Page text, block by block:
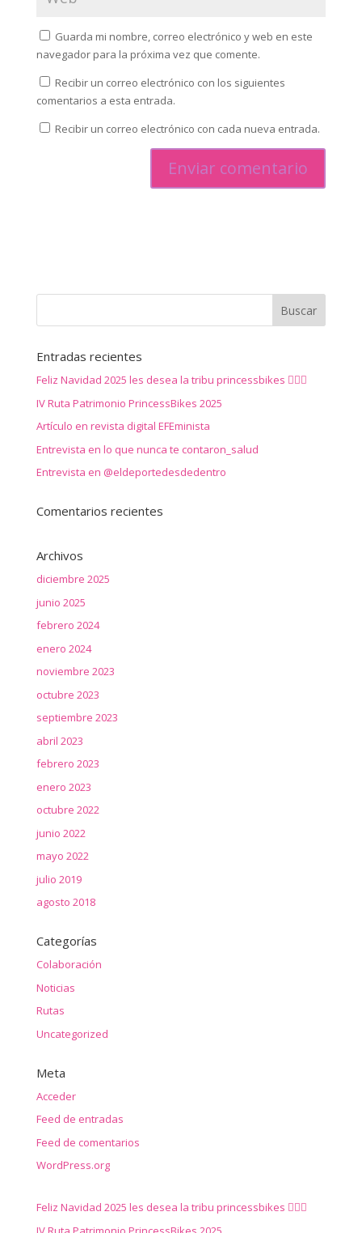
Guarda mi nombre, correo electrónico y web en este
navegador para la próxima vez que comente.
Recibir un correo electrónico con los siguientes
comentarios a esta entrada.
Recibir un correo electrónico con cada nueva entrada.
Entradas recientes
Feliz Navidad 2025 les desea la tribu princessbikes 🚴‍♀️✨
IV Ruta Patrimonio PrincessBikes 2025
Artículo en revista digital EFEminista
Entrevista en lo que nunca te contaron_salud
Entrevista en @eldeportedesdedentro
Comentarios recientes
Archivos
diciembre 2025
junio 2025
febrero 2024
enero 2024
noviembre 2023
octubre 2023
septiembre 2023
abril 2023
febrero 2023
enero 2023
octubre 2022
junio 2022
mayo 2022
julio 2019
agosto 2018
Categorías
Colaboración
Noticias
Rutas
Uncategorized
Meta
Acceder
Feed de entradas
Feed de comentarios
WordPress.org
Feliz Navidad 2025 les desea la tribu princessbikes 🚴‍♀️✨